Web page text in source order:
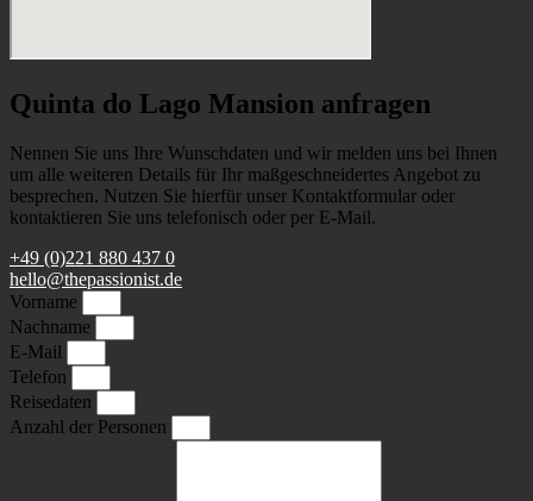
Quinta do Lago Mansion anfragen
Nennen Sie uns Ihre Wunschdaten und wir melden uns bei Ihnen
um alle weiteren Details für Ihr maßgeschneidertes Angebot zu
besprechen. Nutzen Sie hierfür unser Kontaktformular oder
kontaktieren Sie uns telefonisch oder per E-Mail.
+49 (0)221 880 437 0
hello@thepassionist.de
Vorname
Nachname
E-Mail
Telefon
Reisedaten
Anzahl der Personen